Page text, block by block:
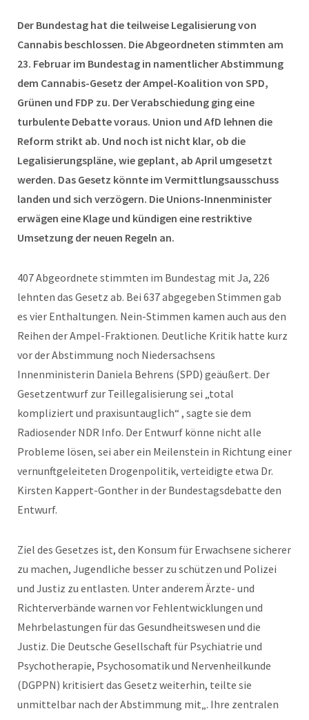
Der Bundestag hat die teilweise Legalisierung von
Cannabis beschlossen. Die Abgeordneten stimmten am
23. Februar im Bundestag in namentlicher Abstimmung
dem Cannabis-Gesetz der Ampel-Koalition von SPD,
Grünen und FDP zu. Der Verabschiedung ging eine
turbulente Debatte voraus. Union und AfD lehnen die
Reform strikt ab. Und noch ist nicht klar, ob die
Legalisierungspläne, wie geplant, ab April umgesetzt
werden. Das Gesetz könnte im Vermittlungsausschuss
landen und sich verzögern. Die Unions-Innenminister
erwägen eine Klage und kündigen eine restriktive
Umsetzung der neuen Regeln an.
407 Abgeordnete stimmten im Bundestag mit Ja, 226
lehnten das Gesetz ab. Bei 637 abgegeben Stimmen gab
es vier Enthaltungen. Nein-Stimmen kamen auch aus den
Reihen der Ampel-Fraktionen. Deutliche Kritik hatte kurz
vor der Abstimmung noch Niedersachsens
Innenministerin Daniela Behrens (SPD) geäußert. Der
Gesetzentwurf zur Teillegalisierung sei „total
kompliziert und praxisuntauglich“ , sagte sie dem
Radiosender NDR Info. Der Entwurf könne nicht alle
Probleme lösen, sei aber ein Meilenstein in Richtung einer
vernunftgeleiteten Drogenpolitik, verteidigte etwa Dr.
Kirsten Kappert-Gonther in der Bundestagsdebatte den
Entwurf.
Ziel des Gesetzes ist, den Konsum für Erwachsene sicherer
zu machen, Jugendliche besser zu schützen und Polizei
und Justiz zu entlasten. Unter anderem Ärzte- und
Richterverbände warnen vor Fehlentwicklungen und
Mehrbelastungen für das Gesundheitswesen und die
Justiz. Die Deutsche Gesellschaft für Psychiatrie und
Psychotherapie, Psychosomatik und Nervenheilkunde
(DGPPN) kritisiert das Gesetz weiterhin, teilte sie
unmittelbar nach der Abstimmung mit„. Ihre zentralen